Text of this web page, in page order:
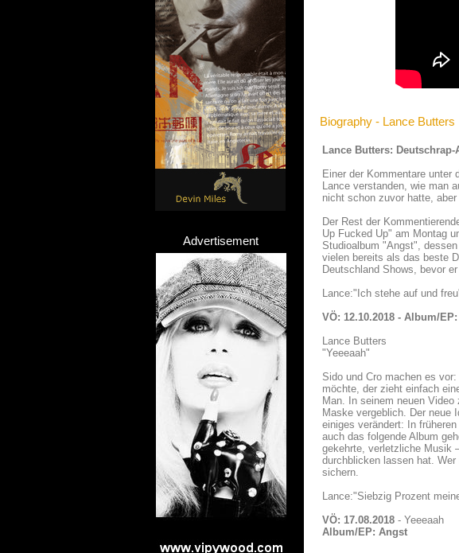
Advertisement
Biography - Lance Butters
Lance Butters:
Einer der Kommentare
Lance verstanden, wie man
nicht schon zuvor hatte,
Der Rest der
Up Fucked Up" am Montag
Studioalbum "Angst",
vielen bereits als das beste
Deutschland Shows, bevor
Lance:"Ich stehe auf und
VÖ: 12.10.2018 - Album/
Lance Butters
"Yeeeaah"
Sido und Cro machen es
möchte, der zieht einfach
Man. In seinem neuen
Maske vergeblich. Der neue
einiges verändert: In
auch das folgende Album
gekehrte, verletzliche Musik
durchblicken lassen hat.
sichern.
Lance:"Siebzig Prozent
VÖ: 17.08.2018 - Yeeeaah
Album/EP: Angst